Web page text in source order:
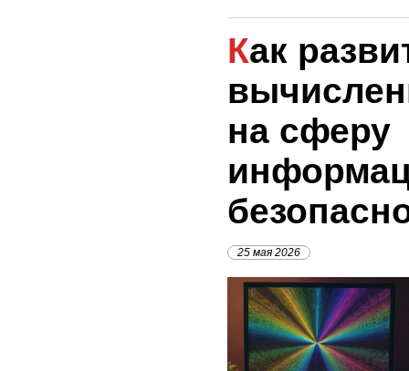
Как развитие квантовых
на сферу
25 мая 2026